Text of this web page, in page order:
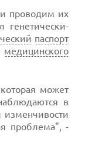
и проводим их
паспорт
медицинского
может
в
проблема", -